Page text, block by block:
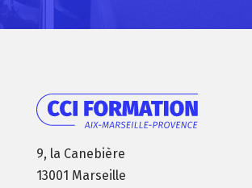
9, la Canebière
13001 Marseille